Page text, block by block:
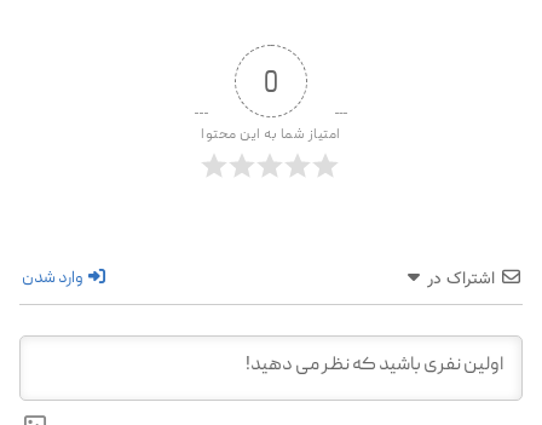
0
امتیاز شما به این محتوا
اشتراک در وارد شدن